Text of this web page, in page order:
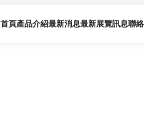
首頁產品介紹最新消息最新展覽訊息聯